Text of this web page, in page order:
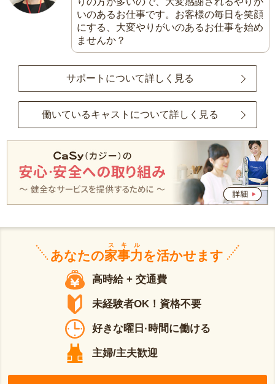
いのあるお仕事です。お客様の毎日を笑顔
にする、大変やりがいのあるお仕事を始め
ませんか？
サポートについて詳しく見る
働いているキャストについて詳しく見る
あなたの家事力
スキル
を活かせます
高時給 + 交通費
未経験者OK！資格不要
好きな曜日·時間に働ける
主婦/主夫歓迎